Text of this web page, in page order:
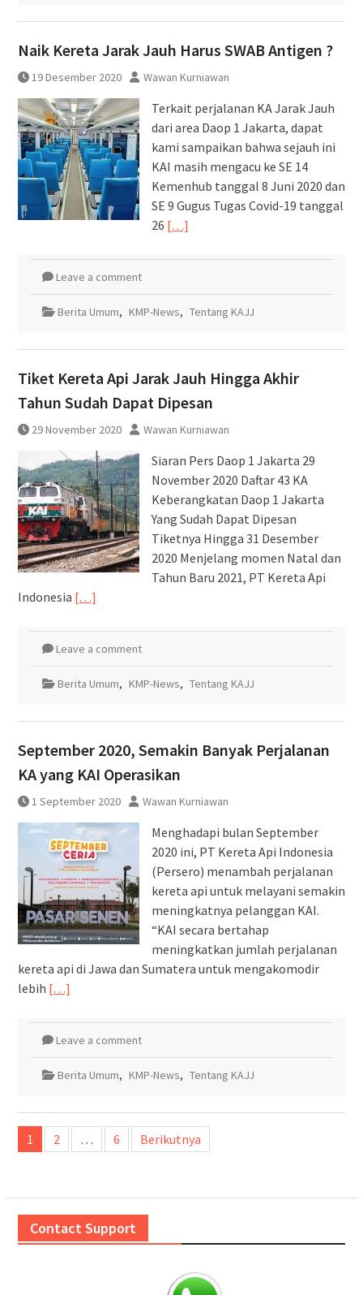
Naik Kereta Jarak Jauh Harus SWAB Antigen ?
19 Desember 2020 Wawan Kurniawan
Terkait perjalanan KA Jarak Jauh
dari area Daop 1 Jakarta, dapat
kami sampaikan bahwa sejauh ini
KAI masih mengacu ke SE 14
Kemenhub tanggal 8 Juni 2020 dan
SE 9 Gugus Tugas Covid-19 tanggal
26 […]
Leave a comment
Berita Umum, KMP-News, Tentang KAJJ
Tiket Kereta Api Jarak Jauh Hingga Akhir
Tahun Sudah Dapat Dipesan
29 November 2020 Wawan Kurniawan
Siaran Pers Daop 1 Jakarta 29
November 2020 Daftar 43 KA
Keberangkatan Daop 1 Jakarta
Yang Sudah Dapat Dipesan
Tiketnya Hingga 31 Desember
2020 Menjelang momen Natal dan
Tahun Baru 2021, PT Kereta Api
Indonesia […]
Leave a comment
Berita Umum, KMP-News, Tentang KAJJ
September 2020, Semakin Banyak Perjalanan
KA yang KAI Operasikan
1 September 2020 Wawan Kurniawan
Menghadapi bulan September
2020 ini, PT Kereta Api Indonesia
(Persero) menambah perjalanan
kereta api untuk melayani semakin
meningkatnya pelanggan KAI.
“KAI secara bertahap
meningkatkan jumlah perjalanan
kereta api di Jawa dan Sumatera untuk mengakomodir
lebih […]
Leave a comment
Berita Umum, KMP-News, Tentang KAJJ
Paginasi
pos
1 2 … 6 Berikutnya
Contact Support